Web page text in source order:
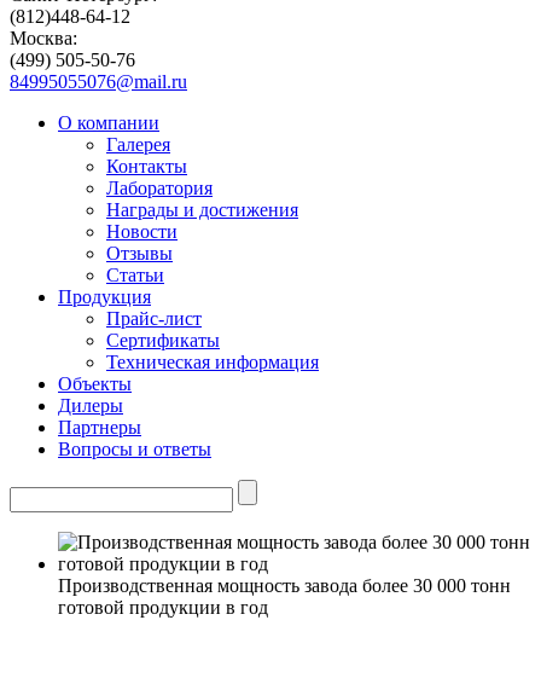
(812)448-64-12
Москва:
(499) 505-50-76
84995055076@mail.ru
О компании
Галерея
Контакты
Лаборатория
Награды и достижения
Новости
Отзывы
Статьи
Продукция
Прайс-лист
Сертификаты
Техническая информация
Объекты
Дилеры
Партнеры
Вопросы и ответы
Производственная мощность завода более 30 000 тонн
готовой продукции в год